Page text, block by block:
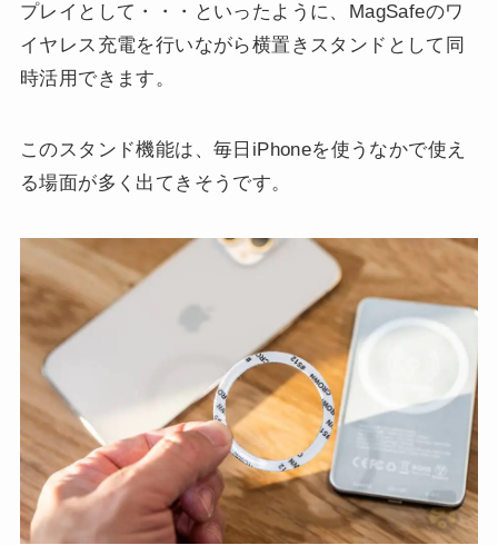
プレイとして・・・といったように、MagSafeのワ
イヤレス充電を行いながら横置きスタンドとして同
時活用できます。
このスタンド機能は、毎日iPhoneを使うなかで使え
る場面が多く出てきそうです。